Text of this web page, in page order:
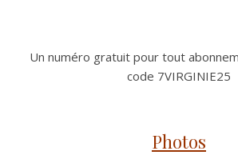
Un numéro gratuit pour tout
code 7VIRGINIE25
Photos